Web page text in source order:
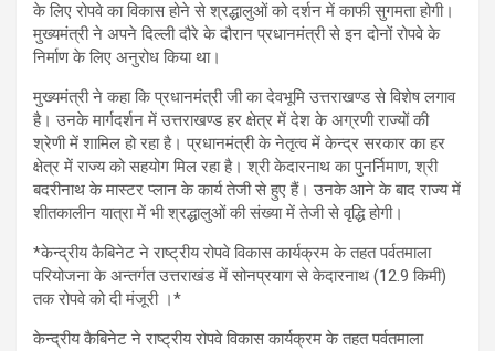
के लिए रोपवे का विकास होने से श्रद्धालुओं को दर्शन में काफी सुगमता होगी।
मुख्यमंत्री ने अपने दिल्ली दौरे के दौरान प्रधानमंत्री से इन दोनों रोपवे के
निर्माण के लिए अनुरोध किया था।
मुख्यमंत्री ने कहा कि प्रधानमंत्री जी का देवभूमि उत्तराखण्ड से विशेष लगाव
है। उनके मार्गदर्शन में उत्तराखण्ड हर क्षेत्र में देश के अग्रणी राज्यों की
श्रेणी में शामिल हो रहा है। प्रधानमंत्री के नेतृत्व में केन्द्र सरकार का हर
क्षेत्र में राज्य को सहयोग मिल रहा है। श्री केदारनाथ का पुनर्निमाण, श्री
बदरीनाथ के मास्टर प्लान के कार्य तेजी से हुए हैं। उनके आने के बाद राज्य में
शीतकालीन यात्रा में भी श्रद्धालुओं की संख्या में तेजी से वृद्धि होगी।
*केन्द्रीय कैबिनेट ने राष्ट्रीय रोपवे विकास कार्यक्रम के तहत पर्वतमाला
परियोजना के अन्तर्गत उत्तराखंड में सोनप्रयाग से केदारनाथ (12.9 किमी)
तक रोपवे को दी मंजूरी ।*
केन्द्रीय कैबिनेट ने राष्ट्रीय रोपवे विकास कार्यक्रम के तहत पर्वतमाला